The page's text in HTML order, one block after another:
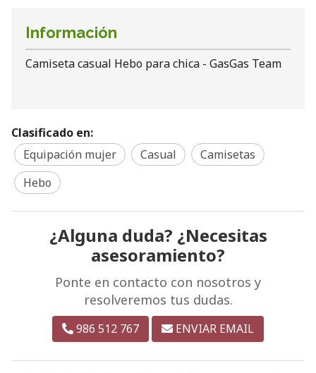
Información
Camiseta casual Hebo para chica - GasGas Team
Clasificado en:
Equipación mujer
Casual
Camisetas
Hebo
¿Alguna duda? ¿Necesitas
asesoramiento?
Ponte en contacto con nosotros y
resolveremos tus dudas.
986 512 767 ENVIAR EMAIL